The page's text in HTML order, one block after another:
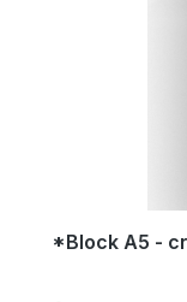
*Block A5 -